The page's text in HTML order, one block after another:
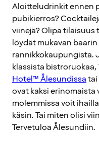
Aloitteludrinkit ennen
pubikierros?
viinejä? Olipa tilaisuus
löydät mukavan
rannikkokaupungista.
klassista bistroruokaa,
Hotel™ Ålesundissatai
ovat kaksi
molemmissa voit
käsin. Tai miten olisi
Tervetuloa Ålesundiin.